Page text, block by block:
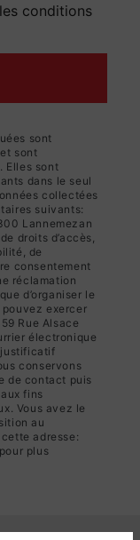
conditions
sont
sont
Elles sont
dans le seul
collectées
suivants:
Lannemezan
droits d’accès,
de
consentement
réclamation
d’organiser le
pouvez exercer
Rue Alsace
électronique
justificatif
conservons
de contact puis
fins
Vous avez le
au
adresse:
plus